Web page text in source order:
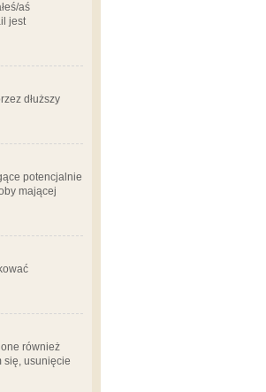
aś
jest
dłuższy
potencjalnie
mającej
również
się, usunięcie